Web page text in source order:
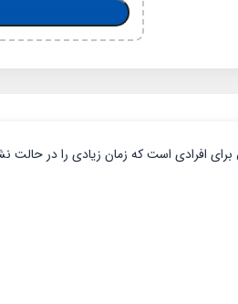
برای افرادی است که زمان زیادی را در